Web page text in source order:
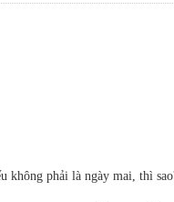
không phải là ngày mai, thì